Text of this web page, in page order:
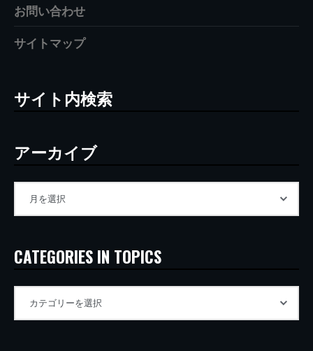
お問い合わせ
サイトマップ
サイト内検索
アーカイブ
CATEGORIES IN TOPICS